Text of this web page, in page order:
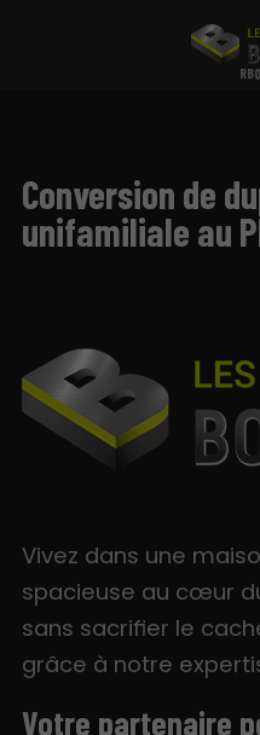
Conversion de
unifamiliale au
Vivez dans une
spacieuse au cœur
sans sacrifier le
grâce à notre
Votre partenaire